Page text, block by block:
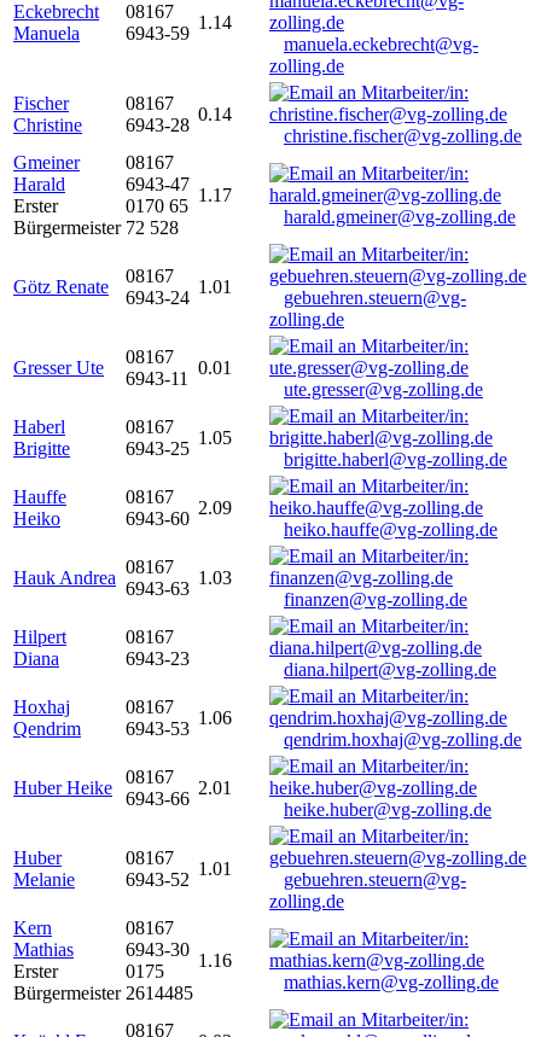
Eckebrecht
Manuela
08167
6943-59
1.14
manuela.eckebrecht@vg-
zolling.de
Fischer
Christine
08167
6943-28
0.14
christine.fischer@vg-zolling.de
Gmeiner
Harald
Erster
Bürgermeister
08167
6943-47
0170 65
72 528
1.17
harald.gmeiner@vg-zolling.de
Götz Renate
08167
6943-24
1.01
gebuehren.steuern@vg-
zolling.de
Gresser Ute
08167
6943-11
0.01
ute.gresser@vg-zolling.de
Haberl
Brigitte
08167
6943-25
1.05
brigitte.haberl@vg-zolling.de
Hauffe
Heiko
08167
6943-60
2.09
heiko.hauffe@vg-zolling.de
Hauk Andrea
08167
6943-63
1.03
finanzen@vg-zolling.de
Hilpert
Diana
08167
6943-23
diana.hilpert@vg-zolling.de
Hoxhaj
Qendrim
08167
6943-53
1.06
qendrim.hoxhaj@vg-zolling.de
Huber Heike
08167
6943-66
2.01
heike.huber@vg-zolling.de
Huber
Melanie
08167
6943-52
1.01
gebuehren.steuern@vg-
zolling.de
Kern
Mathias
Erster
Bürgermeister
08167
6943-30
0175
2614485
1.16
mathias.kern@vg-zolling.de
08167